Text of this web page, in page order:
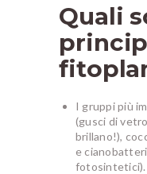
Quali
I gruppi più
(gusci di
brillano!),
e
fotosintetici).